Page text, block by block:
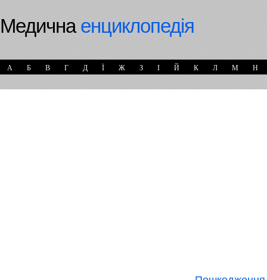
Медичнаенциклопедія
А Б В Г Д Ї Ж З І Й К Л М Н